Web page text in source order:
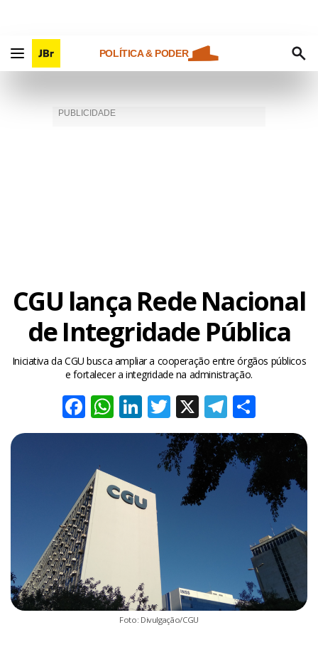
POLÍTICA & PODER
CGU lança Rede Nacional
de Integridade Pública
Iniciativa da CGU busca ampliar a cooperação entre órgãos públicos
e fortalecer a integridade na administração.
Facebook
WhatsApp
LinkedIn
Twitter
X
Foto: Divulgação/CGU